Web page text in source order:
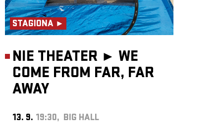
STAGIONA ►
NIE THEATER ► WE
COME FROM FAR, FAR
AWAY
13. 9. 19:30, BIG HALL